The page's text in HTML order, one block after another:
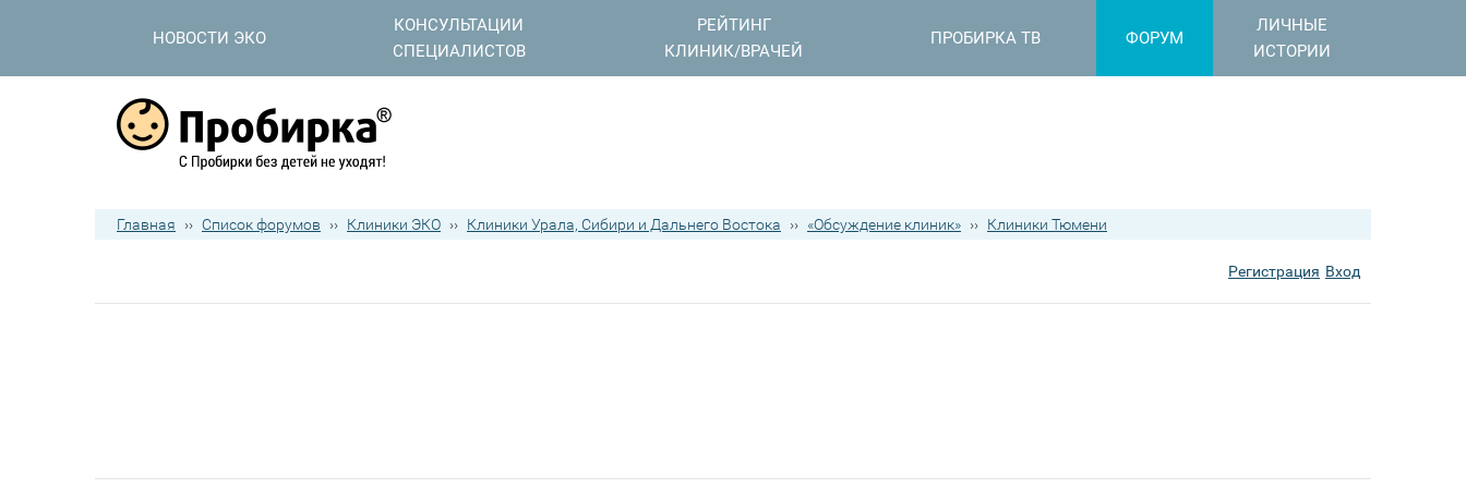
НОВОСТИ ЭКО
КОНСУЛЬТАЦИИ
СПЕЦИАЛИСТОВ
РЕЙТИНГ
КЛИНИК/ВРАЧЕЙ
ПРОБИРКА ТВ ФОРУМ
ЛИЧНЫЕ
ИСТОРИИ
Главная ›› Список форумов ›› Клиники ЭКО ›› Клиники Урала, Сибири и Дальнего Востока ›› «Обсуждение клиник» ›› Клиники Тюмени
Регистрация Вход